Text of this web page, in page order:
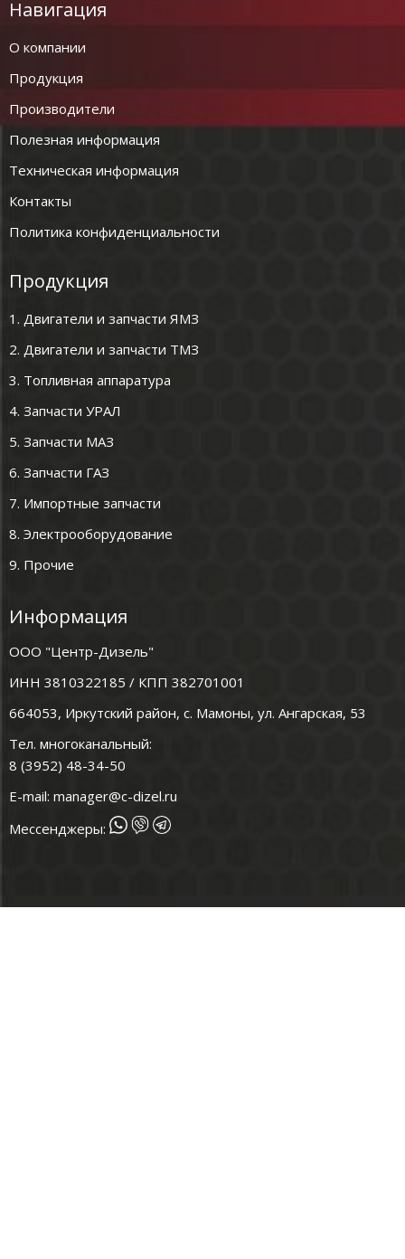
Навигация
О компании
Продукция
Производители
Полезная информация
Техническая информация
Контакты
Политика конфиденциальности
Продукция
1. Двигатели и запчасти ЯМЗ
2. Двигатели и запчасти ТМЗ
3. Топливная аппаратура
4. Запчасти УРАЛ
5. Запчасти МАЗ
6. Запчасти ГАЗ
7. Импортные запчасти
8. Электрооборудование
9. Прочие
Информация
ООО "Центр-Дизель"
ИНН 3810322185 / КПП 382701001
664053, Иркутский район, с. Мамоны, ул. Ангарская, 53
Тел. многоканальный:
8 (3952) 48-34-50
E-mail: manager@c-dizel.ru
Мессенджеры: